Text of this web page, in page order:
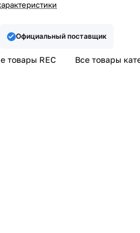
Официальный поставщик
товары REC Все товары